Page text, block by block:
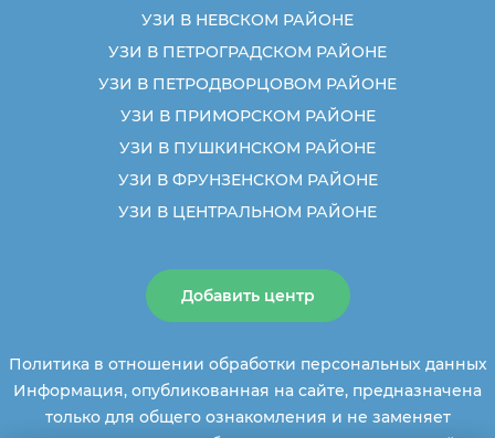
УЗИ В НЕВСКОМ РАЙОНЕ
УЗИ В ПЕТРОГРАДСКОМ РАЙОНЕ
УЗИ В ПЕТРОДВОРЦОВОМ РАЙОНЕ
УЗИ В ПРИМОРСКОМ РАЙОНЕ
УЗИ В ПУШКИНСКОМ РАЙОНЕ
УЗИ В ФРУНЗЕНСКОМ РАЙОНЕ
УЗИ В ЦЕНТРАЛЬНОМ РАЙОНЕ
Добавить центр
Политика в отношении обработки персональных данных
Информация, опубликованная на сайте, предназначена
только для общего ознакомления и не заменяет